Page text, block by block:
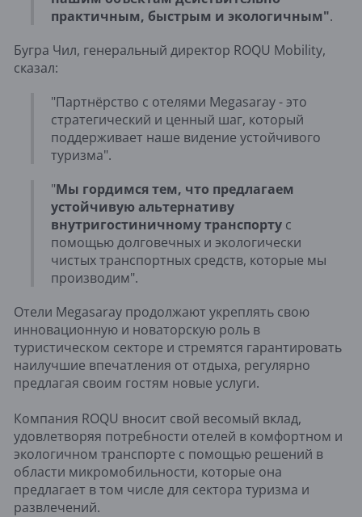
практичным, быстрым и экологичным".
Бугра Чил, генеральный директор ROQU Mobility,
сказал:
"Партнёрство с отелями Megasaray - это
стратегический и ценный шаг, который
поддерживает наше видение устойчивого
туризма".
"Мы гордимся тем, что предлагаем
устойчивую альтернативу
внутригостиничному транспорту с
помощью долговечных и экологически
чистых транспортных средств, которые мы
производим".
Отели Megasaray продолжают укреплять свою
инновационную и новаторскую роль в
туристическом секторе и стремятся гарантировать
наилучшие впечатления от отдыха, регулярно
предлагая своим гостям новые услуги.
Компания ROQU вносит свой весомый вклад,
удовлетворяя потребности отелей в комфортном и
экологичном транспорте с помощью решений в
области микромобильности, которые она
предлагает в том числе для сектора туризма и
развлечений.